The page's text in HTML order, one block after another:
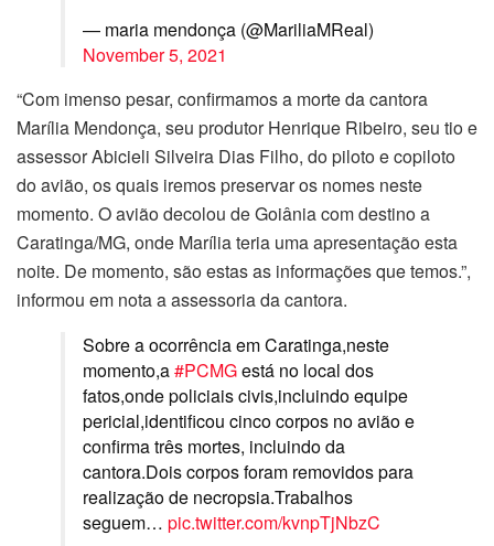
— maria mendonça (@MariliaMReal)
November 5, 2021
“Com imenso pesar, confirmamos a morte da cantora
Marília Mendonça, seu produtor Henrique Ribeiro, seu tio e
assessor Abicieli Silveira Dias Filho, do piloto e copiloto
do avião, os quais iremos preservar os nomes neste
momento. O avião decolou de Goiânia com destino a
Caratinga/MG, onde Marília teria uma apresentação esta
noite. De momento, são estas as informações que temos.”,
informou em nota a assessoria da cantora.
Sobre a ocorrência em Caratinga,neste
momento,a#PCMGestá no local dos
fatos,onde policiais civis,incluindo equipe
pericial,identificou cinco corpos no avião e
confirma três mortes, incluindo da
cantora.Dois corpos foram removidos para
realização de necropsia.Trabalhos
seguem… pic.twitter.com/kvnpTjNbzC